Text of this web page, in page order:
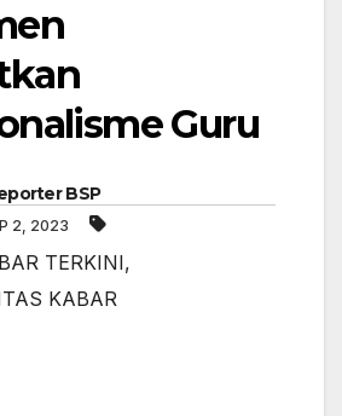
Guru
BSP
2, 2023
TERKINI,
KABAR